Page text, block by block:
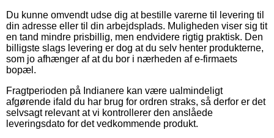
Du kunne omvendt udse dig at bestille varerne til levering til
din adresse eller til din arbejdsplads. Muligheden viser sig tit
en tand mindre prisbillig, men endvidere rigtig praktisk. Den
billigste slags levering er dog at du selv henter produkterne,
som jo afhænger af at du bor i nærheden af e-firmaets
bopæl.
Fragtperioden på Indianere kan være ualmindeligt
afgørende ifald du har brug for ordren straks, så derfor er det
selvsagt relevant at vi kontrollerer den anslåede
leveringsdato for det vedkommende produkt.